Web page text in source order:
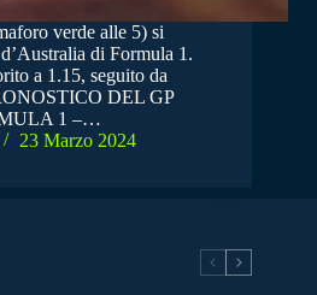
verde alle 5) si
di Formula 1.
a 1.15, seguito da
DEL GP
1 –…
23 Marzo 2024